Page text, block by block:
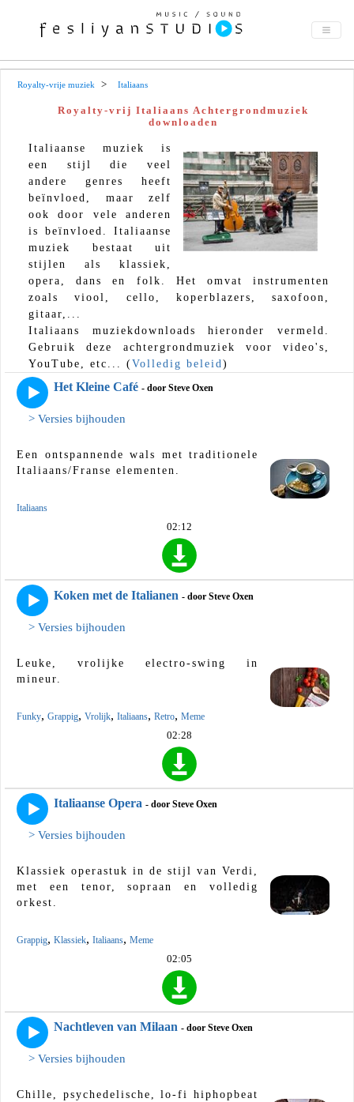
Royalty-vrije muziek Italiaans
Royalty-vrij Italiaans Achtergrondmuziek
downloaden
Italiaanse muziek is
een stijl die veel
andere genres heeft
beïnvloed, maar zelf
ook door vele anderen
is beïnvloed. Italiaanse
muziek bestaat uit
stijlen als klassiek,
opera, dans en folk. Het omvat instrumenten
zoals viool, cello, koperblazers, saxofoon,
gitaar,...
Italiaans muziekdownloads hieronder vermeld.
Gebruik deze achtergrondmuziek voor video's,
YouTube, etc... (Volledig beleid)
Het Kleine Café - door Steve Oxen
> Versies bijhouden
Een ontspannende wals met traditionele
Italiaans/Franse elementen.
Italiaans
02:12
Koken met de Italianen - door Steve Oxen
> Versies bijhouden
Leuke, vrolijke electro-swing in
mineur.
Funky, Grappig, Vrolijk, Italiaans, Retro, Meme
02:28
Italiaanse Opera - door Steve Oxen
> Versies bijhouden
Klassiek operastuk in de stijl van Verdi,
met een tenor, sopraan en volledig
orkest.
Grappig, Klassiek, Italiaans, Meme
02:05
Nachtleven van Milaan - door Steve Oxen
> Versies bijhouden
Chille, psychedelische, lo-fi hiphopbeat